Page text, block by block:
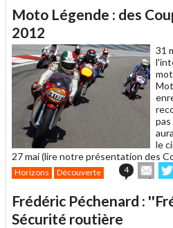
à
Moto Légende : des
2012
31
le
27 mai (lire notre présentation des
Horizons Découverte 4
cet sur
Frédéric Péchenard :
Sécurité routière